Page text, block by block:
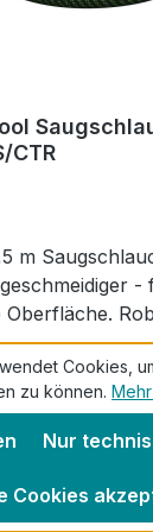
CTR
-
Robuste, glatte
Einhaken
für
RFID-Chip zur
Preis:
€ (18% gespart)
In den
Cookies,
zu können.
Nur
Cookies